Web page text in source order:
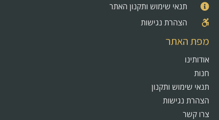
תנאי שימוש ותקנון האתר
הצהרת נגישות
מפת האתר
אודותינו
חנות
תנאי שימוש ותקנון
הצהרת נגישות
צרו קשר